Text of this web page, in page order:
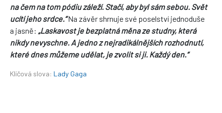
na čem na tom pódiu záleží. Stačí, aby byl sám sebou. Svět
ucítí jeho srdce.“Na závěr shrnuje své poselství jednoduše
a jasně: „Laskavost je bezplatná měna ze studny, která
nikdy nevyschne. A jedno z nejradikálnějších rozhodnutí,
které dnes můžeme udělat, je zvolit si ji. Každý den.“
Klíčová slova: Lady Gaga